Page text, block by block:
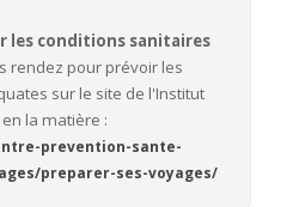
les conditions sanitaires
rendez pour prévoir les
sur le site de l'Institut
la matière :
prevention-sante-
preparer-ses-voyages/